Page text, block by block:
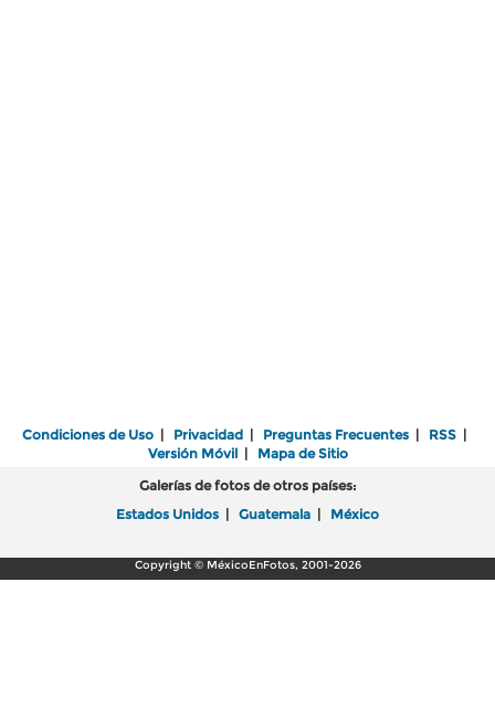
Condiciones de Uso | Privacidad | Preguntas Frecuentes | RSS |
Versión Móvil| Mapa de Sitio
Galerías de fotos de otros países:
Estados Unidos | Guatemala | México
Copyright © MéxicoEnFotos, 2001-2026